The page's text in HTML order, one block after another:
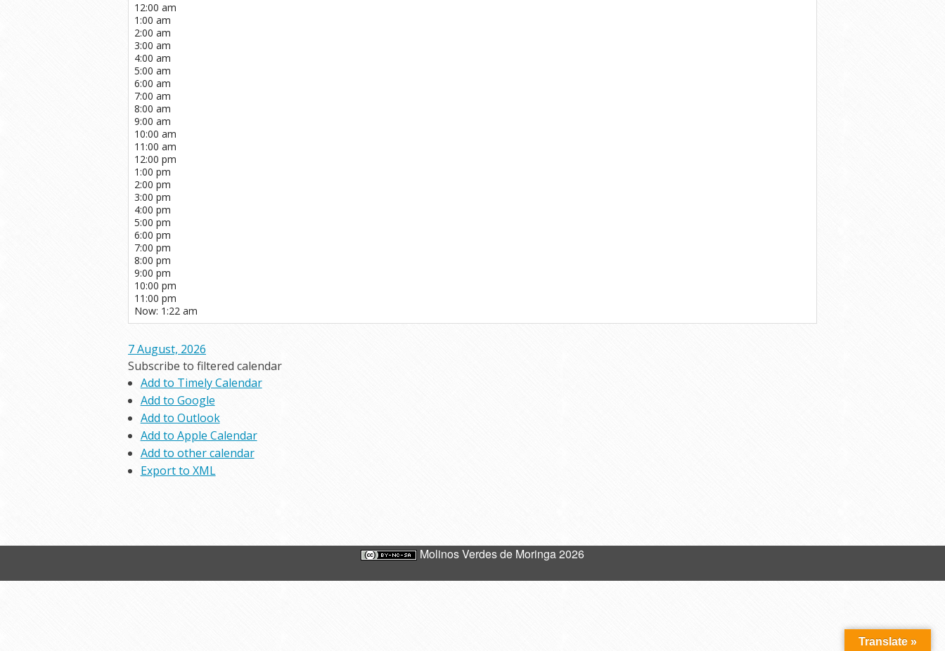
12:00 am
1:00 am
2:00 am
3:00 am
4:00 am
5:00 am
6:00 am
7:00 am
8:00 am
9:00 am
10:00 am
11:00 am
12:00 pm
1:00 pm
2:00 pm
3:00 pm
4:00 pm
5:00 pm
6:00 pm
7:00 pm
8:00 pm
9:00 pm
10:00 pm
11:00 pm
Now: 1:22 am
7 August, 2026
Subscribe to filtered calendar
Add to Timely Calendar
Add to Google
Add to Outlook
Add to Apple Calendar
Add to other calendar
Export to XML
Molinos Verdes de Moringa 2026
Translate »